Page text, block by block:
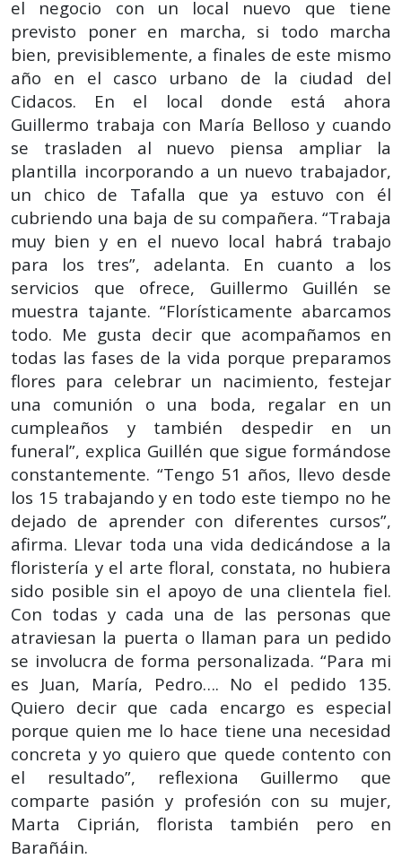
el negocio con un local nuevo que tiene
previsto poner en marcha, si todo marcha
bien, previsiblemente, a finales de este mismo
año en el casco urbano de la ciudad del
Cidacos. En el local donde está ahora
Guillermo trabaja con María Belloso y cuando
se trasladen al nuevo piensa ampliar la
plantilla incorporando a un nuevo trabajador,
un chico de Tafalla que ya estuvo con él
cubriendo una baja de su compañera. “Trabaja
muy bien y en el nuevo local habrá trabajo
para los tres”, adelanta. En cuanto a los
servicios que ofrece, Guillermo Guillén se
muestra tajante. “Florísticamente abarcamos
todo. Me gusta decir que acompañamos en
todas las fases de la vida porque preparamos
flores para celebrar un nacimiento, festejar
una comunión o una boda, regalar en un
cumpleaños y también despedir en un
funeral”, explica Guillén que sigue formándose
constantemente. “Tengo 51 años, llevo desde
los 15 trabajando y en todo este tiempo no he
dejado de aprender con diferentes cursos”,
afirma. Llevar toda una vida dedicándose a la
floristería y el arte floral, constata, no hubiera
sido posible sin el apoyo de una clientela fiel.
Con todas y cada una de las personas que
atraviesan la puerta o llaman para un pedido
se involucra de forma personalizada. “Para mi
es Juan, María, Pedro…. No el pedido 135.
Quiero decir que cada encargo es especial
porque quien me lo hace tiene una necesidad
concreta y yo quiero que quede contento con
el resultado”, reflexiona Guillermo que
comparte pasión y profesión con su mujer,
Marta Ciprián, florista también pero en
Barañáin.